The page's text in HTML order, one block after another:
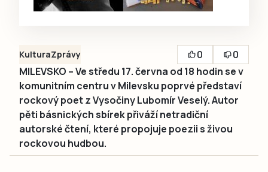
KulturaZprávy 0
0
MILEVSKO – Ve středu 17. června od 18 hodin se v
komunitním centru v Milevsku poprvé představí
rockový poet z Vysočiny Lubomír Veselý. Autor
pěti básnických sbírek přiváží netradiční
autorské čtení, které propojuje poezii s živou
rockovou hudbou.